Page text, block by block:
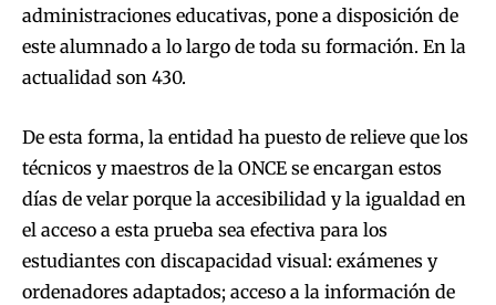
administraciones educativas, pone a disposición de
este alumnado a lo largo de toda su formación. En la
actualidad son 430.
De esta forma, la entidad ha puesto de relieve que los
técnicos y maestros de la ONCE se encargan estos
días de velar porque la accesibilidad y la igualdad en
el acceso a esta prueba sea efectiva para los
estudiantes con discapacidad visual: exámenes y
ordenadores adaptados; acceso a la información de